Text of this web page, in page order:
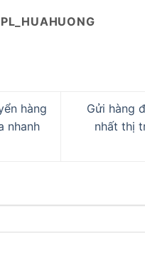
hàng
nhanh
Gửi hàng
nhất thị